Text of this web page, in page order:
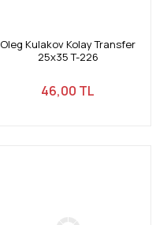
Oleg Kulakov Kolay Transfer
25x35 T-226
46,00 TL